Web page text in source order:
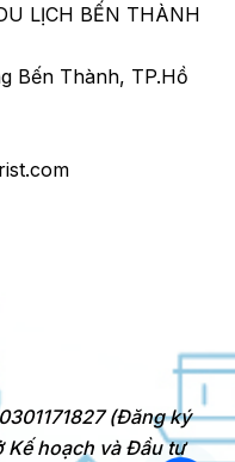
LỊCH BẾN THÀNH
Bến Thành, TP.Hồ
(Đăng ký
Kế hoạch và Đầu tư